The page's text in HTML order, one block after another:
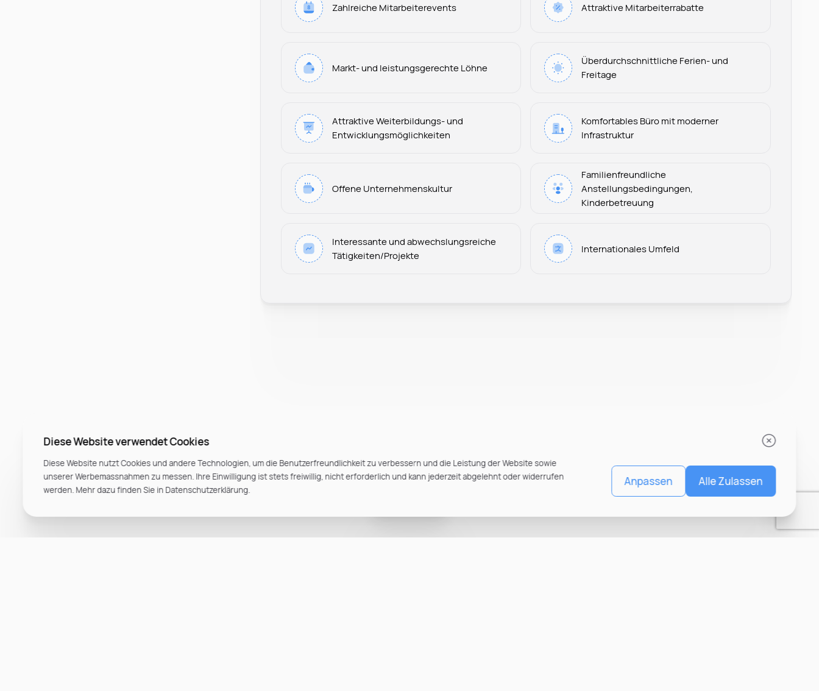
Zahlreiche Mitarbeiterevents Attraktive Mitarbeiterrabatte
Markt- und leistungsgerechte Löhne
Überdurchschnittliche Ferien- und
Freitage
Attraktive Weiterbildungs- und
Entwicklungsmöglichkeiten
Komfortables Büro mit moderner
Infrastruktur
Offene Unternehmenskultur
Familienfreundliche
Anstellungsbedingungen,
Kinderbetreuung
Interessante und abwechslungsreiche
Tätigkeiten/Projekte
Internationales Umfeld
Leonard Ramin
Recruiter at Rocken
Diese Website verwendet Cookies
Diese Website nutzt Cookies und andere Technologien, um die Benutzerfreundlichkeit zu verbessern und die Leistung der Website sowie
unserer Werbemassnahmen zu messen. Ihre Einwilligung ist stets freiwillig, nicht erforderlich und kann jederzeit abgelehnt oder widerrufen
werden. Mehr dazu finden Sie in Datenschutzerklärung.
Anpassen Alle Zulassen